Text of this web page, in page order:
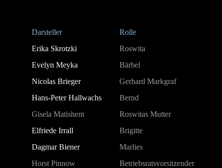
Darsteller
Rolle
Erika Skrotzki
Roswita
Evelyn Meyka
Bärbel
Nicolas Brieger
Gerhard Markgraf
Hans-Peter Hallwachs
Bernd
Gisela Matishent
Roswitas Mutter
Elfriede Irrall
Brigitte
Dagmar Biener
Marlies
Horst Pinnow
Betriebsratsvorsitzender